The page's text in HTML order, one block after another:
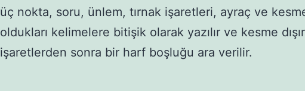
üç nokta, soru, ünlem, tırnak işaretleri, ayraç ve
oldukları kelimelere bitişik olarak yazılır ve kesme
işaretlerden sonra bir harf boşluğu ara verilir.